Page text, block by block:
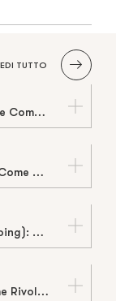
TUTTO
Analisi a Fatica: Cos’è, Come si Calcola e Come Stimare la Vita a Cicli
Analisi Modale: Cos’è, Come Funziona e Come Prevenire la Risonanza
Prototipazione Virtuale (Virtual Prototyping): Cos’è, Come Funziona e Perché Riduce Tempi e Costi
Ottimizzazione Topologica: Cos'è e Come Rivoluziona il Design